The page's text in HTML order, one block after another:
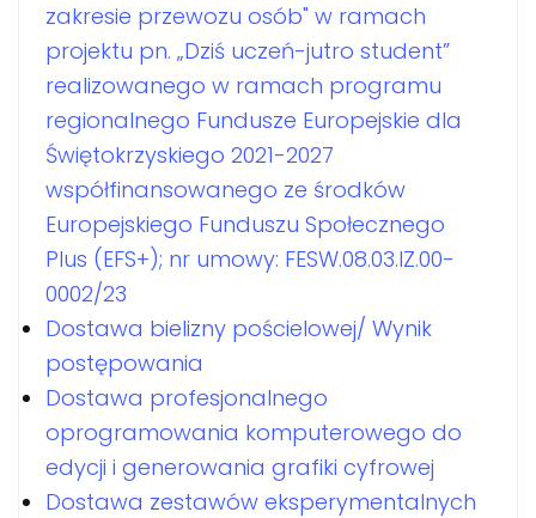
zakresie przewozu osób" w ramach
projektu pn. „Dziś uczeń-jutro student”
realizowanego w ramach programu
regionalnego Fundusze Europejskie dla
Świętokrzyskiego 2021-2027
współfinansowanego ze środków
Europejskiego Funduszu Społecznego
Plus (EFS+); nr umowy: FESW.08.03.IZ.00-
0002/23
Dostawa bielizny pościelowej/ Wynik
postępowania
Dostawa profesjonalnego
oprogramowania komputerowego do
edycji i generowania grafiki cyfrowej
Dostawa zestawów eksperymentalnych